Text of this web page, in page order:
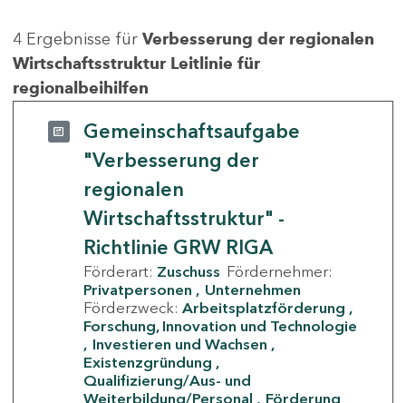
4 Ergebnisse für Verbesserung der regionalen
Wirtschaftsstruktur Leitlinie für
regionalbeihilfen
Gemeinschaftsaufgabe
"Verbesserung der
regionalen
Wirtschaftsstruktur" -
Richtlinie GRW RIGA
Förderart: Zuschuss Fördernehmer:
Privatpersonen
Unternehmen
Förderzweck: Arbeitsplatzförderung
Forschung, Innovation und Technologie
Investieren und Wachsen
Existenzgründung
Qualifizierung/Aus- und
Weiterbildung/Personal
Förderung